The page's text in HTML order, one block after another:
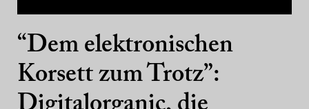
“Dem elektronischen
Korsett zum Trotz”: